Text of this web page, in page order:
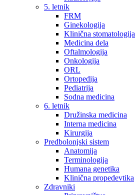
5. letnik
FRM
Ginekologija
Klinična stomatologija
Medicina dela
Oftalmologija
Onkologija
ORL
Ortopedija
Pediatrija
Sodna medicina
6. letnik
Družinska medicina
Interna medicina
Kirurgija
Predbolonjski sistem
Anatomija
Terminologija
Humana genetika
Klinična propedevtika
Zdravniki